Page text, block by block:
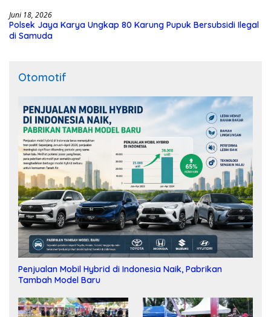
Juni 18, 2026
Polsek Jaya Karya Ungkap 80 Karung Pupuk Bersubsidi Ilegal
di Samuda
Otomotif
Penjualan Mobil Hybrid di Indonesia Naik, Pabrikan
Tambah Model Baru